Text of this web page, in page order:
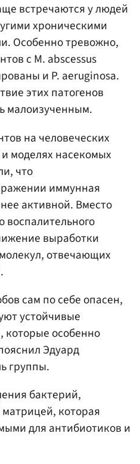
встречаются у людей
хроническими
Особенно тревожно,
с M. abscessus
и P. aeruginosa.
этих патогенов
малоизученным.
на человеческих
моделях насекомых
что
иммунная
активной. Вместо
воспалительного
выработки
отвечающих
сам по себе опасен,
устойчивые
особенно
Эдуард
группы.
бактерий,
которая
для антибиотиков и